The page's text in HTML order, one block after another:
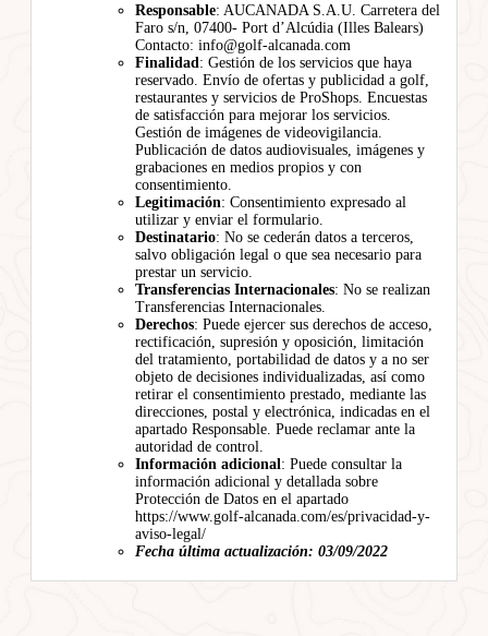
Responsable: AUCANADA S.A.U. Carretera del
Faro s/n, 07400- Port d’Alcúdia (Illes Balears)
Contacto: info@golf-alcanada.com
Finalidad: Gestión de los servicios que haya
reservado. Envío de ofertas y publicidad a golf,
restaurantes y servicios de ProShops. Encuestas
de satisfacción para mejorar los servicios.
Gestión de imágenes de videovigilancia.
Publicación de datos audiovisuales, imágenes y
grabaciones en medios propios y con
consentimiento.
Legitimación: Consentimiento expresado al
utilizar y enviar el formulario.
Destinatario: No se cederán datos a terceros,
salvo obligación legal o que sea necesario para
prestar un servicio.
Transferencias Internacionales: No se realizan
Transferencias Internacionales.
Derechos: Puede ejercer sus derechos de acceso,
rectificación, supresión y oposición, limitación
del tratamiento, portabilidad de datos y a no ser
objeto de decisiones individualizadas, así como
retirar el consentimiento prestado, mediante las
direcciones, postal y electrónica, indicadas en el
apartado Responsable. Puede reclamar ante la
autoridad de control.
Información adicional: Puede consultar la
información adicional y detallada sobre
Protección de Datos en el apartado
https://www.golf-alcanada.com/es/privacidad-y-
aviso-legal/
Fecha última actualización: 03/09/2022